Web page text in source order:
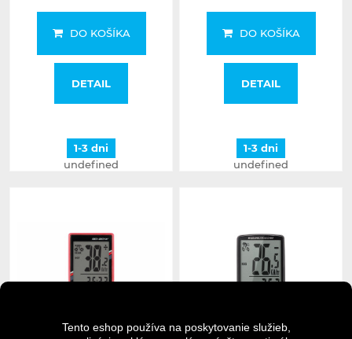
Tento eshop používa na poskytovanie služieb,
DO KOŠÍKA
DETAIL
1-3 dni
undefined
DO KOŠÍKA
DETAIL
1-3 dni
undefined